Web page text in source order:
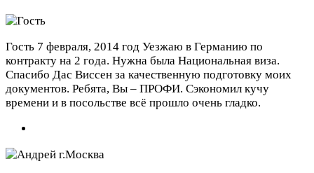
Гость 7 февраля, 2014 год Уезжаю в Германию по
контракту на 2 года. Нужна была Национальная виза.
Спасибо Дас Виссен за качественную подготовку моих
документов. Ребята, Вы – ПРОФИ. Сэкономил кучу
времени и в посольстве всё прошло очень гладко.